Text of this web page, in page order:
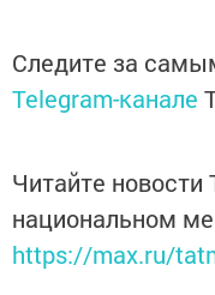
Следите за
Telegram-канале
Читайте новости
национальном
https://max.ru/